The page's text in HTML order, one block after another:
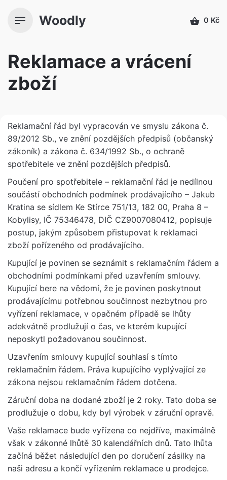
Woodly 0 Kč
Reklamace a vrácení
zboží
Reklamační řád byl vypracován ve smyslu zákona č.
89/2012 Sb., ve znění pozdějších předpisů (občanský
zákoník) a zákona č. 634/1992 Sb., o ochraně
spotřebitele ve znění pozdějších předpisů.
Poučení pro spotřebitele – reklamační řád je nedílnou
součástí obchodních podmínek prodávajícího – Jakub
Kratina se sídlem Ke Stírce 751/13, 182 00, Praha 8 –
Kobylisy, IČ 75346478, DIČ CZ9007080412, popisuje
postup, jakým způsobem přistupovat k reklamaci
zboží pořízeného od prodávajícího.
Kupující je povinen se seznámit s reklamačním řádem a
obchodními podmínkami před uzavřením smlouvy.
Kupující bere na vědomí, že je povinen poskytnout
prodávajícímu potřebnou součinnost nezbytnou pro
vyřízení reklamace, v opačném případě se lhůty
adekvátně prodlužují o čas, ve kterém kupující
neposkytl požadovanou součinnost.
Uzavřením smlouvy kupující souhlasí s tímto
reklamačním řádem. Práva kupujícího vyplývající ze
zákona nejsou reklamačním řádem dotčena.
Záruční doba na dodané zboží je 2 roky. Tato doba se
prodlužuje o dobu, kdy byl výrobek v záruční opravě.
Vaše reklamace bude vyřízena co nejdříve, maximálně
však v zákonné lhůtě 30 kalendářních dnů. Tato lhůta
začíná běžet následující den po doručení zásilky na
naši adresu a končí vyřízením reklamace u prodejce.